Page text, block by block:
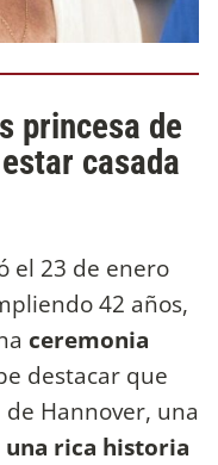
princesa de
casada
el 23 de enero
42 años,
ceremonia
destacar que
de Hannover, una
rica historia